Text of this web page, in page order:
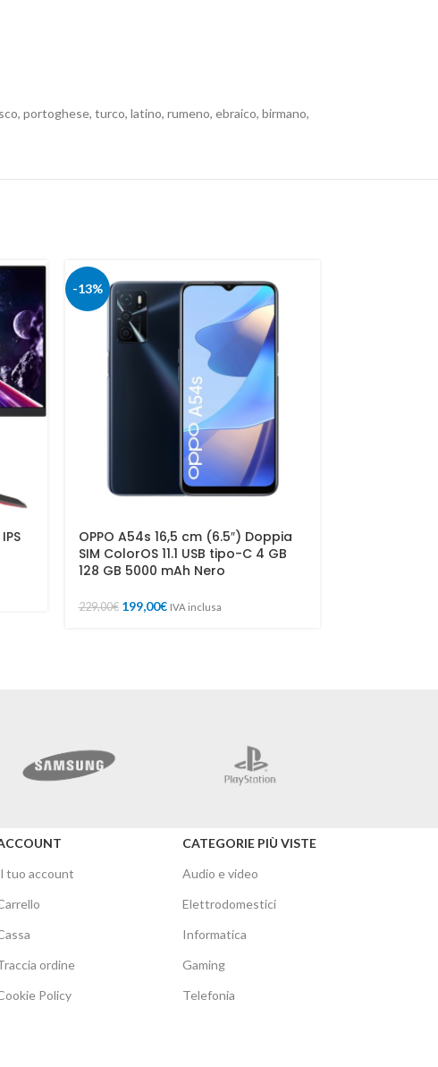
portoghese, turco, latino, rumeno, ebraico, birmano,
-13%
OPPO A54s 16,5 cm (6.5″) Doppia
SIM ColorOS 11.1 USB tipo-C 4 GB
128 GB 5000 mAh Nero
229,00€ 199,00€ IVA inclusa
tuo account
ordine
Policy
CATEGORIE PIÙ VISTE
Audio e video
Elettrodomestici
Informatica
Gaming
Telefonia